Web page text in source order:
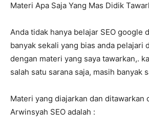
Materi Apa Saja Yang Mas Didik
Anda tidak hanya belajar SEO google
banyak sekali yang bias anda pelajari
dengan materi yang saya tawarkan,.
salah satu sarana saja, masih banyak
Materi yang diajarkan dan ditawarkan
Arwinsyah SEO adalah :